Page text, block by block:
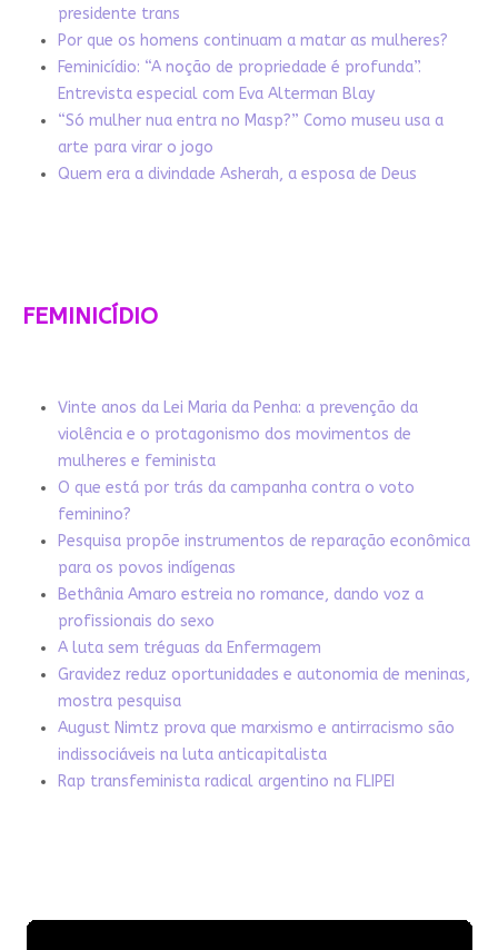
presidente trans
Por que os homens continuam a matar as mulheres?
Feminicídio: “A noção de propriedade é profunda”.
Entrevista especial com Eva Alterman Blay
“Só mulher nua entra no Masp?” Como museu usa a
arte para virar o jogo
Quem era a divindade Asherah, a esposa de Deus
FEMINICÍDIO
Vinte anos da Lei Maria da Penha: a prevenção da
violência e o protagonismo dos movimentos de
mulheres e feminista
O que está por trás da campanha contra o voto
feminino?
Pesquisa propõe instrumentos de reparação econômica
para os povos indígenas
Bethânia Amaro estreia no romance, dando voz a
profissionais do sexo
A luta sem tréguas da Enfermagem
Gravidez reduz oportunidades e autonomia de meninas,
mostra pesquisa
August Nimtz prova que marxismo e antirracismo são
indissociáveis na luta anticapitalista
Rap transfeminista radical argentino na FLIPEI